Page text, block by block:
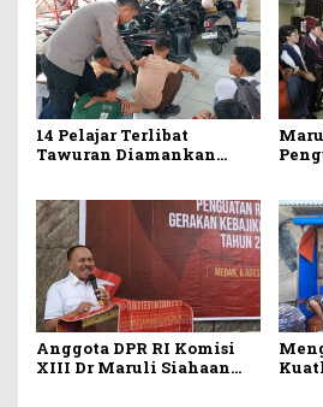
14 Pelajar Terlibat
Tawuran Diamankan
tajam
Anggota DPR RI Komisi
XIII Dr Maruli Siahaan